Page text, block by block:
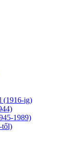
(1916-ig)
1989)
től)